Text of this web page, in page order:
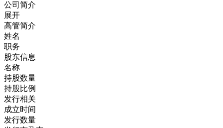
公司简介
展开
高管简介
姓名
职务
股东信息
名称
持股数量
持股比例
发行相关
成立时间
发行数量